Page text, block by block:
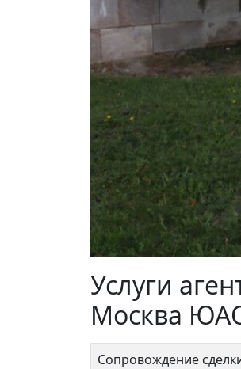
Услуги
Москва
Сопровождение
Борисовские Пруды 44
9 200 000 ₽